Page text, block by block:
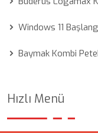
Windows 11
Baymak Kombi
Hızlı Menü